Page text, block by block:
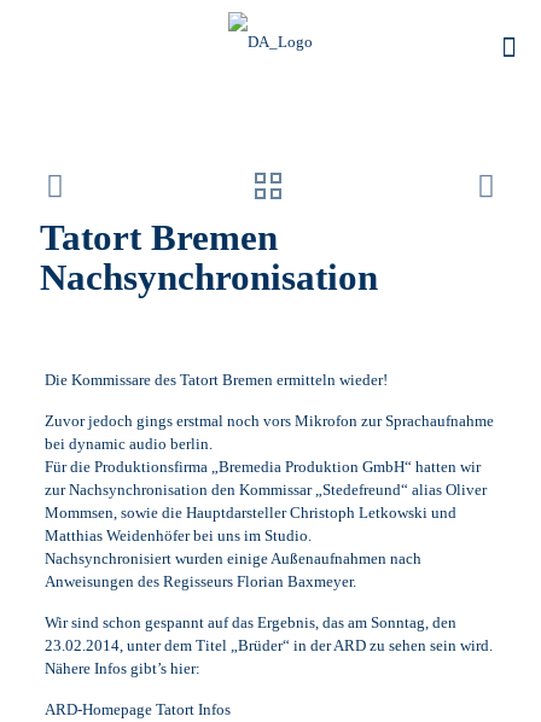
Tatort Bremen
Nachsynchronisation
Die Kommissare des Tatort Bremen ermitteln wieder!
Zuvor jedoch gings erstmal noch vors Mikrofon zur Sprachaufnahme
bei dynamic audio berlin.
Für die Produktionsfirma „Bremedia Produktion GmbH“ hatten wir
zur Nachsynchronisation den Kommissar „Stedefreund“ alias Oliver
Mommsen, sowie die Hauptdarsteller Christoph Letkowski und
Matthias Weidenhöfer bei uns im Studio.
Nachsynchronisiert wurden einige Außenaufnahmen nach
Anweisungen des Regisseurs Florian Baxmeyer.
Wir sind schon gespannt auf das Ergebnis, das am Sonntag, den
23.02.2014, unter dem Titel „Brüder“ in der ARD zu sehen sein wird.
Nähere Infos gibt’s hier:
ARD-Homepage Tatort Infos